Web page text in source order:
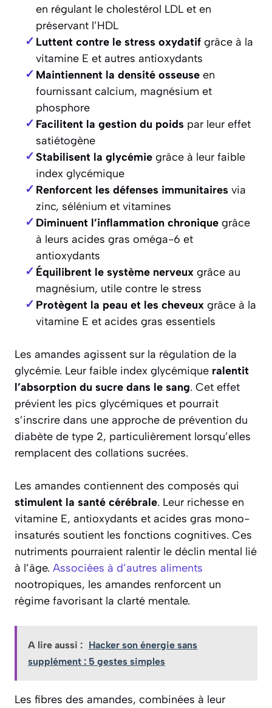
en régulant le cholestérol LDL et en
préservant l’HDL
Luttent contre le stress oxydatifgrâce à la
vitamine E et autres antioxydants
Maintiennent la densité osseuseen
fournissant calcium, magnésium et
phosphore
Facilitent la gestion du poids par leur effet
satiétogène
Stabilisent la glycémiegrâce à leur faible
index glycémique
Renforcent les défenses immunitaires via
zinc, sélénium et vitamines
Diminuent l’inflammation chroniquegrâce
à leurs acides gras oméga-6 et
antioxydants
Équilibrent le système nerveuxgrâce au
magnésium, utile contre le stress
Protègent la peau et les cheveuxgrâce à la
vitamine E et acides gras essentiels
Les amandes agissent sur la régulation de la
glycémie. Leur faible index glycémique ralentit
l’absorption du sucre dans le sang. Cet effet
prévient les pics glycémiques et pourrait
s’inscrire dans une approche de prévention du
diabète de type 2, particulièrement lorsqu’elles
remplacent des collations sucrées.
Les amandes contiennent des composés qui
stimulent la santé cérébrale. Leur richesse en
vitamine E, antioxydants et acides gras mono-
insaturés soutient les fonctions cognitives. Ces
nutriments pourraient ralentir le déclin mental lié
à l’âge. Associées à d’autres aliments
nootropiques, les amandes renforcent un
régime favorisant la clarté mentale.
A lire aussi : Hacker son énergie sans
supplément : 5 gestes simples
Les fibres des amandes, combinées à leur